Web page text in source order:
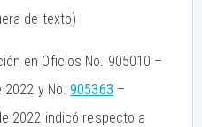
de texto)
en Oficios No. 905010 –
2022 y No.905363 –
2022 indicó respecto a